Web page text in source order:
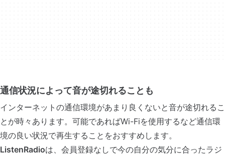
通信状況によって音が途切れることも
インターネットの通信環境があまり良くないと音が途切れるこ
とが時々あります。可能であればWi-Fiを使用するなど通信環
境の良い状況で再生することをおすすめします。
ListenRadioは、会員登録なしで今の自分の気分に合ったラジ